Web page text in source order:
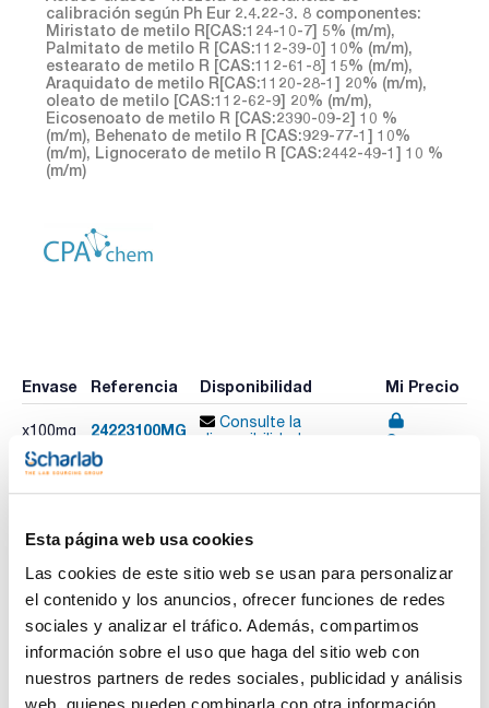
Esta página web usa cookies
Las cookies de este sitio web se usan para personalizar
el contenido y los anuncios, ofrecer funciones de redes
sociales y analizar el tráfico. Además, compartimos
información sobre el uso que haga del sitio web con
nuestros partners de redes sociales, publicidad y análisis
calibración según Ph Eur 2.4.22-3. 8 componentes:
Miristato de metilo R[CAS:124-10-7] 5% (m/m),
Palmitato de metilo R [CAS:112-39-0] 10% (m/m),
estearato de metilo R [CAS:112-61-8] 15% (m/m),
Araquidato de metilo R[CAS:1120-28-1] 20% (m/m),
oleato de metilo [CAS:112-62-9] 20% (m/m),
Eicosenoato de metilo R [CAS:2390-09-2] 10 %
(m/m), Behenato de metilo R [CAS:929-77-1] 10%
(m/m), Lignocerato de metilo R [CAS:2442-49-1] 10 %
(m/m)
Envase Referencia Disponibilidad Mi Precio
x100mg 24223100MG
Consulte la
disponibilidad
Comprar
Imprimir ficha de
Características
Envase : Ampoule
Volumen : 100 mg
Composition:
Methyl myristate 5% (m/m) [124-10-7]
Methyl palmitate 10% (m/m) [112-39-0]
Methyl stearate 15% (m/m) [112-61-8]
Ver más